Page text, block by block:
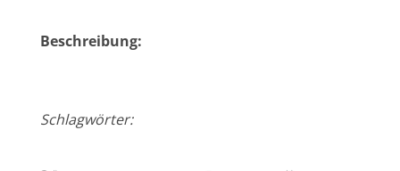
Beschreibung:
Schlagwörter: